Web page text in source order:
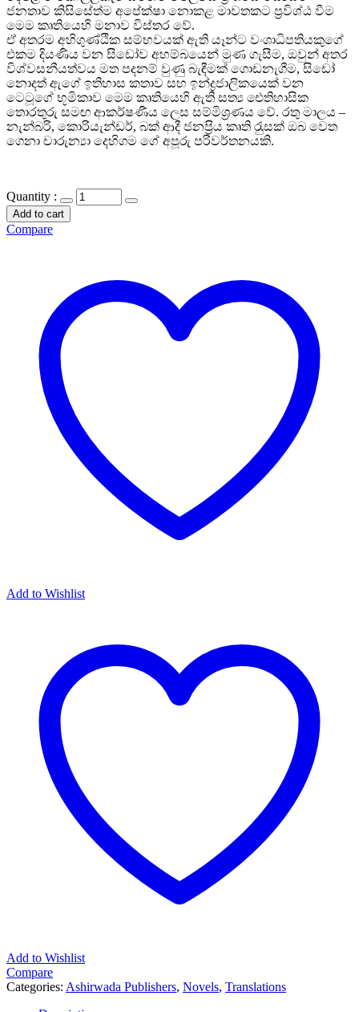
ජනතාව කිසිසේත්ම අපේක්ෂා නොකළ මාවතකට ප‍්‍රවිශ්ඨ වීම
මෙම කෘතියෙහි මනාව විස්තර වේ.
ඒ අතරම අහිගුණ්ඨික සම්භවයක් ඇති යෑන්ට වංශාධිපතියකුගේ
එකම දියණිය වන සිඩෝව අහම්බයෙන් මුණ ගැසීම, ඔවුන් අතර
විශ්වසනීයත්වය මත පදනම් වුණු බැඳීමක් ගොඩනැගීම, සිඩෝ
නොදත් ඇගේ ඉතිහාස කතාව සහ ඉන්ද්‍රජාලිකයෙක් වන
ටෙටූගේ භූමිකාව මෙම කෘතියෙහි ඇති සත්‍ය ඓතිහාසික
තොරතුරු සමඟ ආකර්ෂණීය ලෙස සම්මිශ‍්‍රණය වේ. රතු මාලය –
නැන්බරි, කොරියැන්ඩර්, බක් ආදී ජනප‍්‍රිය කෘති රැුසක් ඔබ වෙත
ගෙනා චාරුන්‍යා දෙහිගම ගේ අපූරු පරිවර්තනයකි.
Quantity :
Add to cart
Compare
Add to Wishlist
Add to Wishlist
Compare
Categories: Ashirwada Publishers, Novels, Translations